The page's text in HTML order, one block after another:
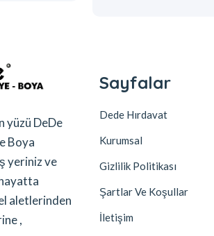
yüzü DeDe
Boya
yeriniz ve
aletlerinden
,
Sayfalar
Dede Hırdavat
Kurumsal
Gizlilik Politikası
Şartlar Ve Koşullar
İletişim